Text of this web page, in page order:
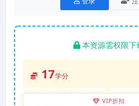
本资源需权限下
17学分
VIP折扣